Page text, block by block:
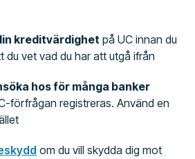
kreditvärdighet på UC innan du
du vet vad du har att utgå ifrån
hos för många banker
förfrågan registreras. Använd en
om du vill skydda dig mot